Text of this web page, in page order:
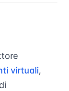
virtuali,